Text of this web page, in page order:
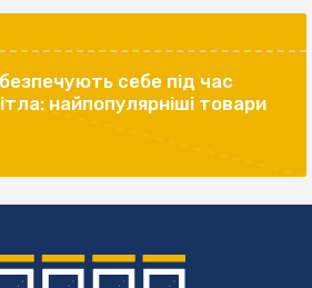
себе під час
найпопулярніші товари